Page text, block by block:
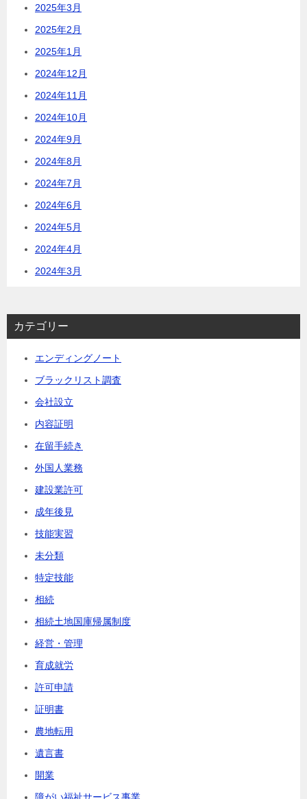
2025年3月
2025年2月
2025年1月
2024年12月
2024年11月
2024年10月
2024年9月
2024年8月
2024年7月
2024年6月
2024年5月
2024年4月
2024年3月
カテゴリー
エンディングノート
ブラックリスト調査
会社設立
内容証明
在留手続き
外国人業務
建設業許可
成年後見
技能実習
未分類
特定技能
相続
相続土地国庫帰属制度
経営・管理
育成就労
許可申請
証明書
農地転用
遺言書
開業